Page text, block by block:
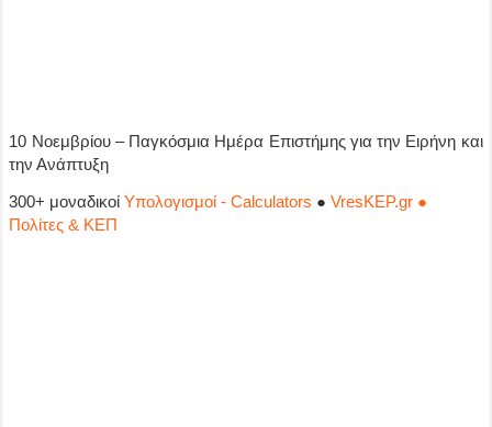
10 Νοεμβρίου – Παγκόσμια Ημέρα Επιστήμης για την Ειρήνη και
την Ανάπτυξη
300+ μοναδικοίΥπολογισμοί - Calculators ●VresKEP.gr ●
Πολίτες & ΚΕΠ